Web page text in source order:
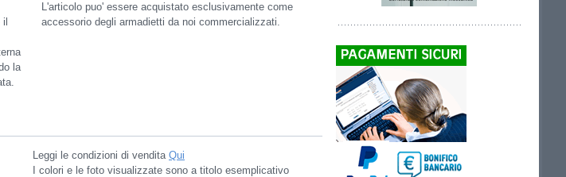
la
L'articolo puo' essere acquistato esclusivamente come
accessorio degli armadietti da noi commercializzati.
Leggi le condizioni di vendita Qui
I colori e le foto visualizzate sono a titolo esemplicativo